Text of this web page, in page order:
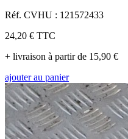
Réf. CVHU : 121572433
24,20 € TTC
+ livraison à partir de 15,90 €
ajouter au panier